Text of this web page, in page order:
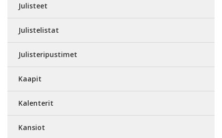
Julisteet
Julistelistat
Julisteripustimet
Kaapit
Kalenterit
Kansiot